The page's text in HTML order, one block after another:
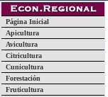
Página Inicial
Apicultura
Avicultura
Citricultura
Cunicultura
Forestación
Fruticultura